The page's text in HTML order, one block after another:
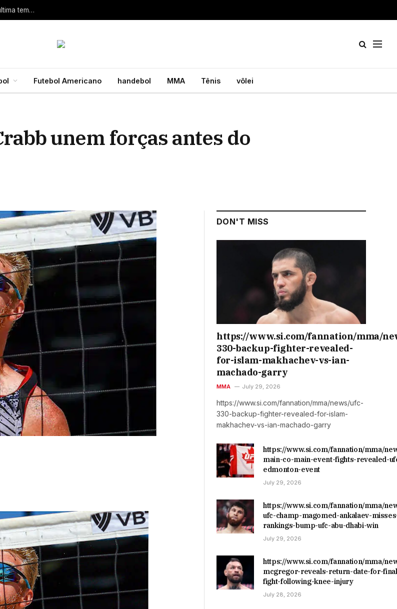
Aaron Rodgers, do Steelers, diz que ‘debate zero’ 2026 será a última temporada da NFL 28 de julho de 2026
Futebol Americano handebol MMA Tênis vôlei
unem forças antes do
DON'T MISS
https://www.si.com/fannation/mma/
330-backup-fighter-revealed-
for-islam-makhachev-vs-ian-
machado-garry
MMA July 29, 2026
https://www.si.com/fannation/mma/news/ufc-
330-backup-fighter-revealed-for-islam-
makhachev-vs-ian-machado-garry
https://www.si.com/fannation/mma/
main-co-main-event-fights-revealed-
edmonton-event
July 29, 2026
https://www.si.com/fannation/mma/
ufc-champ-magomed-ankalaev-
rankings-bump-ufc-abu-dhabi-win
July 29, 2026
https://www.si.com/fannation/mma/
mcgregor-reveals-return-date-for-
fight-following-knee-injury
July 28, 2026